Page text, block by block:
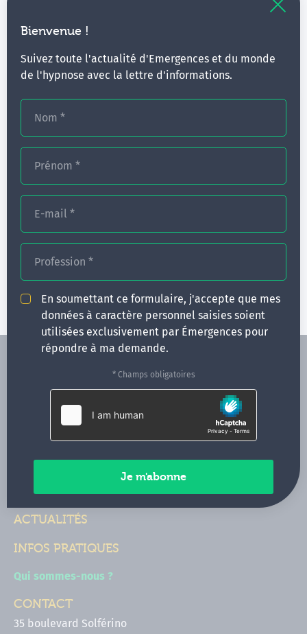
Bienvenue !
Suivez toute l'actualité d'Emergences et du monde
de l'hypnose avec la lettre d'informations.
Nom *
Prénom *
E-mail *
Profession *
En soumettant ce formulaire, j'accepte que mes
données à caractère personnel saisies soient
utilisées exclusivement par Émergences pour
répondre à ma demande.
* Champs obligatoires
et anesthésie
3 jours
NOS FORMATEURS
CONGRÈS
ACTUALITÉS
INFOS PRATIQUES
Qui sommes-nous ?
CONTACT
35 boulevard Solférino